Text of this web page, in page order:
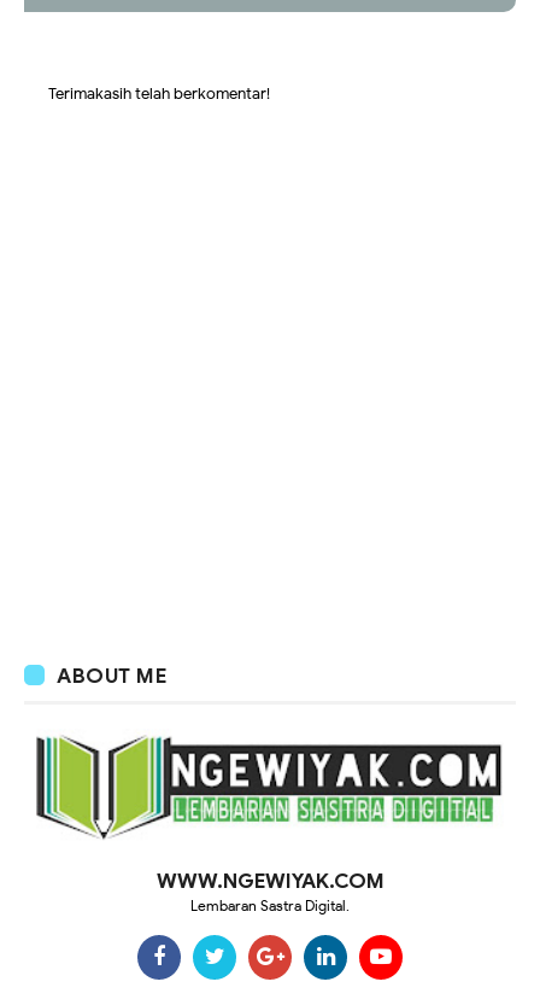
Terimakasih telah berkomentar!
ABOUT ME
WWW.NGEWIYAK.COM
Lembaran Sastra Digital.